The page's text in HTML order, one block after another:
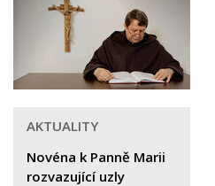
AKTUALITY
Novéna k Panně Marii
rozvazující uzly